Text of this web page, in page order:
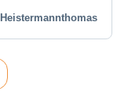
Heistermannthomas